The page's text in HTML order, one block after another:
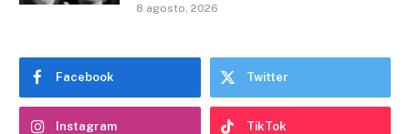
8 agosto, 2026
Facebook Twitter
Instagram TikTok